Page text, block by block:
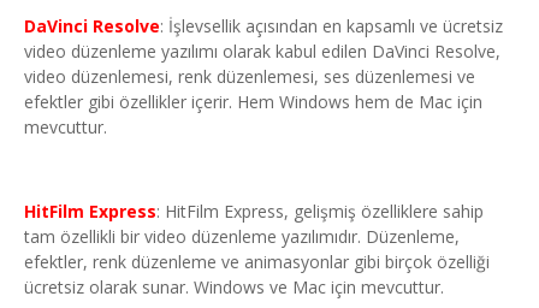
DaVinci Resolve: İşlevsellik açısından en kapsamlı ve ücretsiz
video düzenleme yazılımı olarak kabul edilen DaVinci Resolve,
video düzenlemesi, renk düzenlemesi, ses düzenlemesi ve
efektler gibi özellikler içerir. Hem Windows hem de Mac için
mevcuttur.
HitFilm Express: HitFilm Express, gelişmiş özelliklere sahip
tam özellikli bir video düzenleme yazılımıdır. Düzenleme,
efektler, renk düzenleme ve animasyonlar gibi birçok özelliği
ücretsiz olarak sunar. Windows ve Mac için mevcuttur.